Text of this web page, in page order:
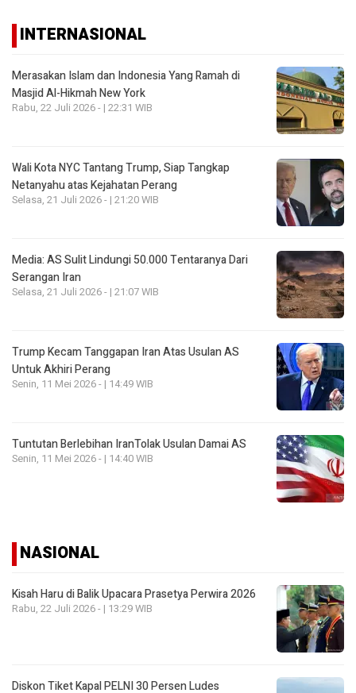
INTERNASIONAL
Merasakan Islam dan Indonesia Yang Ramah di
Masjid Al-Hikmah New York
Rabu, 22 Juli 2026 - | 22:31 WIB
Wali Kota NYC Tantang Trump, Siap Tangkap
Netanyahu atas Kejahatan Perang
Selasa, 21 Juli 2026 - | 21:20 WIB
Media: AS Sulit Lindungi 50.000 Tentaranya Dari
Serangan Iran
Selasa, 21 Juli 2026 - | 21:07 WIB
Trump Kecam Tanggapan Iran Atas Usulan AS
Untuk Akhiri Perang
Senin, 11 Mei 2026 - | 14:49 WIB
Tuntutan Berlebihan IranTolak Usulan Damai AS
Senin, 11 Mei 2026 - | 14:40 WIB
NASIONAL
Kisah Haru di Balik Upacara Prasetya Perwira 2026
Rabu, 22 Juli 2026 - | 13:29 WIB
Diskon Tiket Kapal PELNI 30 Persen Ludes